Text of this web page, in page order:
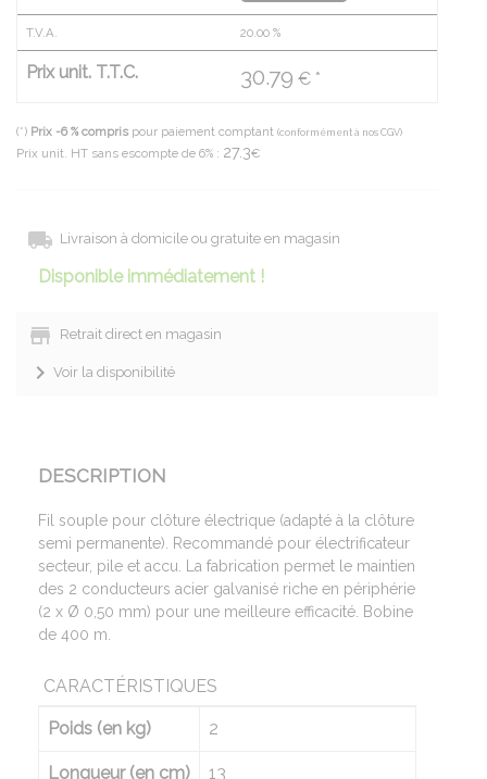
T.V.A. 20.00 %
Prix unit. T.T.C. 30.79 € *
(*) Prix -6 % compris pour paiement comptant (conformément à nos CGV)
Prix unit. HT sans escompte de 6% : 27.3€
Livraison à domicile ou gratuite en magasin
Disponible immédiatement !
Retrait direct en magasin
Voir la disponibilité
DESCRIPTION
Fil souple pour clôture électrique (adapté à la clôture
semi permanente). Recommandé pour électrificateur
secteur, pile et accu. La fabrication permet le maintien
des 2 conducteurs acier galvanisé riche en périphérie
(2 x Ø 0,50 mm) pour une meilleure efficacité. Bobine
de 400 m.
CARACTÉRISTIQUES
Poids (en kg) 2
Longueur (en cm) 13